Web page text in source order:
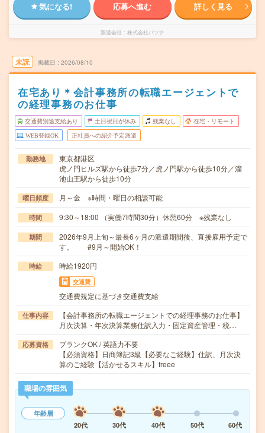
気になる! 応募へ進む 詳しく見る
派遣会社 株式会社パソナ
未読 掲載日 2026/08/10
在宅あり＊会計事務所の転職エージェントで
の経理事務のお仕事
交通費別途支給あり 土日祝日が休み 残業なし 在宅・リモート
WEB登録OK 正社員への紹介予定派遣
勤務地
東京都港区
虎ノ門ヒルズ駅から徒歩7分／虎ノ門駅から徒歩10分／溜
池山王駅から徒歩10分
曜日頻度 月～金 ※時間・曜日の相談可能
時間 9:30～18:00 （実働7時間30分）休憩60分 ※残業なし
期間
2026年9月上旬～最長6ヶ月の派遣期間後、直接雇用予定で
す。 #9月～開始OK！
時給 時給1920円
交通費
交通費規定に基づき交通費支給
仕事内容
【会計事務所の転職エージェントでの経理事務のお仕事】
月次決算・年次決算業務仕訳入力・固定資産管理・税…
応募資格
ブランクOK / 英語力不要
【必須資格】日商簿記3級【必要なご経験】仕訳、月次決
算のご経験【活かせるスキル】freee
職場の雰囲気
年齢層
20代
30代 40代 50代
60代